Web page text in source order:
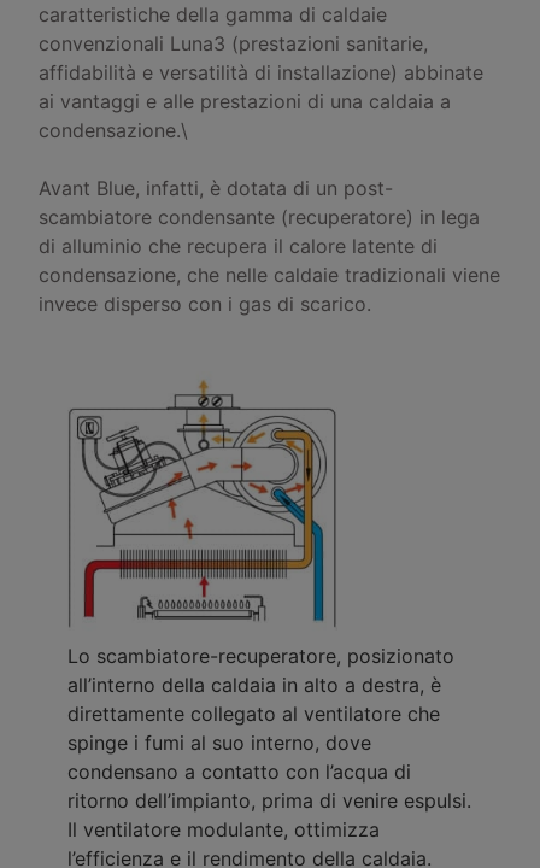
caratteristiche della gamma di caldaie
convenzionali Luna3 (prestazioni sanitarie,
affidabilità e versatilità di installazione) abbinate
ai vantaggi e alle prestazioni di una caldaia a
condensazione.\
Avant Blue, infatti, è dotata di un post-
scambiatore condensante (recuperatore) in lega
di alluminio che recupera il calore latente di
condensazione, che nelle caldaie tradizionali viene
invece disperso con i gas di scarico.
Lo scambiatore-recuperatore, posizionato
all’interno della caldaia in alto a destra, è
direttamente collegato al ventilatore che
spinge i fumi al suo interno, dove
condensano a contatto con l’acqua di
ritorno dell’impianto, prima di venire espulsi.
Il ventilatore modulante, ottimizza
l’efficienza e il rendimento della caldaia.